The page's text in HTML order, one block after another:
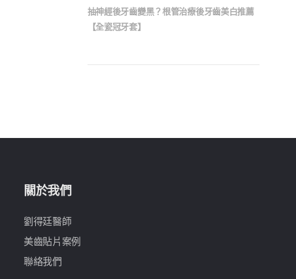
抽神經後牙齒變黑？根管治療後牙齒美白推薦
【全瓷冠牙套】
關於我們
劉得廷醫師
美齒貼片案例
聯絡我們